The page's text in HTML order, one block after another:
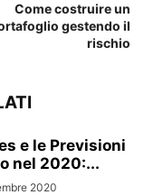
Come costruire un
gestendo il
rischio
e le Previsioni
nel 2020:...
2020